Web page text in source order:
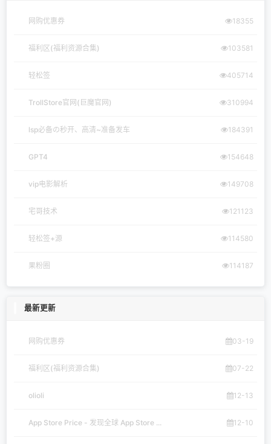
网购优惠券 18355
福利区(福利资源合集) 103581
轻松签 405714
TrollStore官网(巨魔官网) 310994
lsp必备の秒开、高清~准备发车 184391
GPT4 154648
vip电影解析 149708
宅哥技术 121123
轻松签+源 114580
果粉圈 114187
最新更新
网购优惠券 03-19
福利区(福利资源合集) 07-22
olioli 12-13
App Store Price - 发现全球 App Store ... 12-10